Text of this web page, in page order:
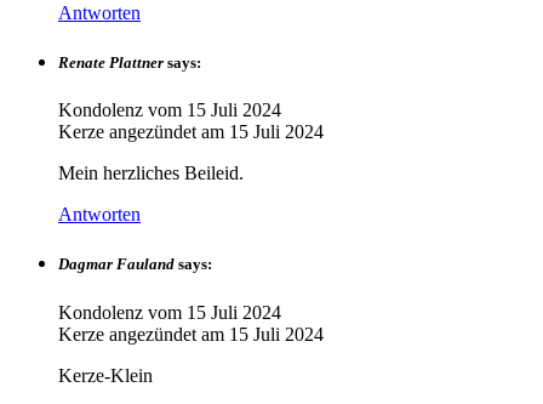
Antworten
Renate Plattner says:
Kondolenz vom 15 Juli 2024
Kerze angezündet am 15 Juli 2024
Mein herzliches Beileid.
Antworten
Dagmar Fauland says:
Kondolenz vom 15 Juli 2024
Kerze angezündet am 15 Juli 2024
Kerze-Klein